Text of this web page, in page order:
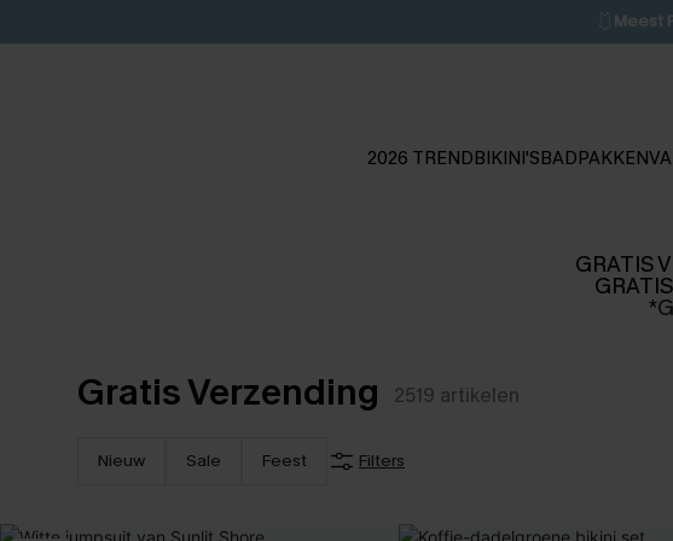
🩱 Meest
Koop
2026 TRENDBIKINI'SBADPAKKEN
GRATIS
*
Gratis Verzending 2519 artikelen
Nieuw Sale Feest Filters